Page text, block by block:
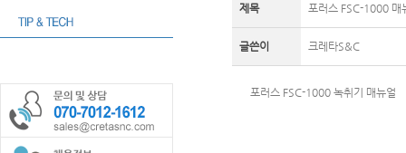
제목 포러스 FSC-1000 매
글쓴이 크레타S&C
포러스 FSC-1000 녹취기 매뉴얼